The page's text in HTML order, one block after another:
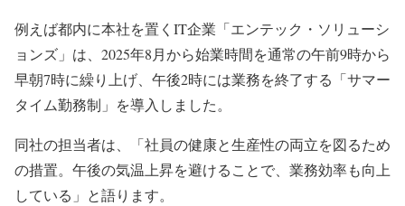
例えば都内に本社を置くIT企業「エンテック・ソリューシ
ョンズ」は、2025年8月から始業時間を通常の午前9時から
早朝7時に繰り上げ、午後2時には業務を終了する「サマー
タイム勤務制」を導入しました。
同社の担当者は、「社員の健康と生産性の両立を図るため
の措置。午後の気温上昇を避けることで、業務効率も向上
している」と語ります。